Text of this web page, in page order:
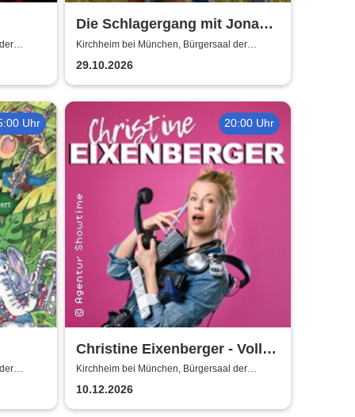
Die Schlagergang mit Jonas
Frank - So schön war die Zeit
Kirchheim bei München, Bürgersaal der
29.10.2026
Uhr 20:00 Uhr
Christine Eixenberger - Volle
Kontrolle
Kirchheim bei München, Bürgersaal der
Gemeinde Kirchheim
10.12.2026